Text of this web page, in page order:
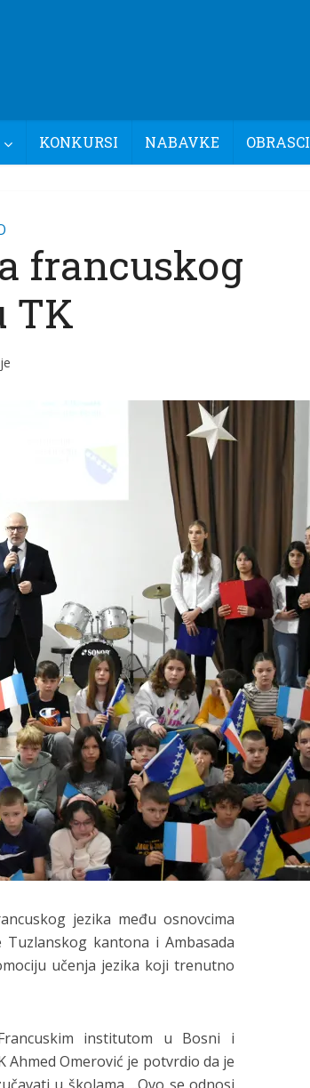
KONKURSI NABAVKE OBRASCI
francuskog
TK
jezika među osnovcima
kantona i Ambasada
učenja jezika koji trenutno
institutom u Bosni i
Omerović je potvrdio da je